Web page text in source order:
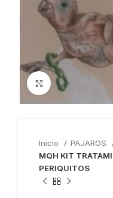
Haga clic para
Inicio PAJAROS
MQH KIT
PERIQUITOS